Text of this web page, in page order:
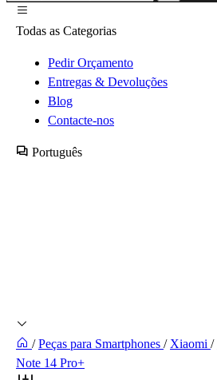
Todas as Categorias
Pedir Orçamento
Entregas & Devoluções
Blog
Contacte-nos
Português
/ Peças para Smartphones / Xiaomi /
Note 14 Pro+